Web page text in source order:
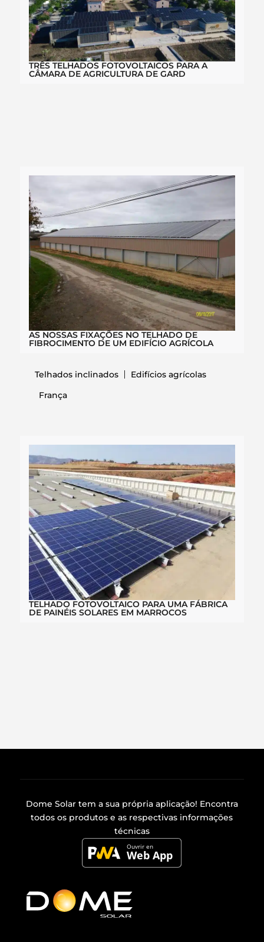
TRÊS TELHADOS FOTOVOLTAICOS PARA A
CÂMARA DE AGRICULTURA DE GARD
AS NOSSAS FIXAÇÕES NO TELHADO DE
FIBROCIMENTO DE UM EDIFÍCIO AGRÍCOLA
Telhados inclinados
Edifícios agrícolas
França
TELHADO FOTOVOLTAICO PARA UMA FÁBRICA
DE PAINÉIS SOLARES EM MARROCOS
Dome Solar tem a sua própria aplicação! Encontra
todos os produtos e as respectivas informações
técnicas